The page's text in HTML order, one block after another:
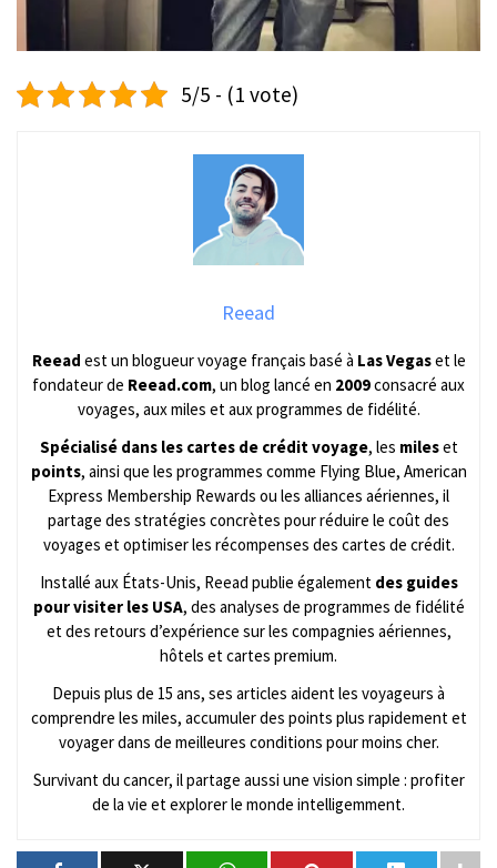
5/5 - (1 vote)
Reead
Reead est un blogueur voyage français basé à Las Vegaset le
fondateur de Reead.com, un blog lancé en 2009consacré aux
voyages, aux miles et aux programmes de fidélité.
Spécialisé dans les cartes de crédit voyage, les mileset
points, ainsi que les programmes comme Flying Blue, American
Express Membership Rewards ou les alliances aériennes, il
partage des stratégies concrètes pour réduire le coût des
voyages et optimiser les récompenses des cartes de crédit.
Installé aux États-Unis, Reead publie également des guides
pour visiter les USA, des analyses de programmes de fidélité
et des retours d’expérience sur les compagnies aériennes,
hôtels et cartes premium.
Depuis plus de 15 ans, ses articles aident les voyageurs à
comprendre les miles, accumuler des points plus rapidement et
voyager dans de meilleures conditions pour moins cher.
Survivant du cancer, il partage aussi une vision simple : profiter
de la vie et explorer le monde intelligemment.